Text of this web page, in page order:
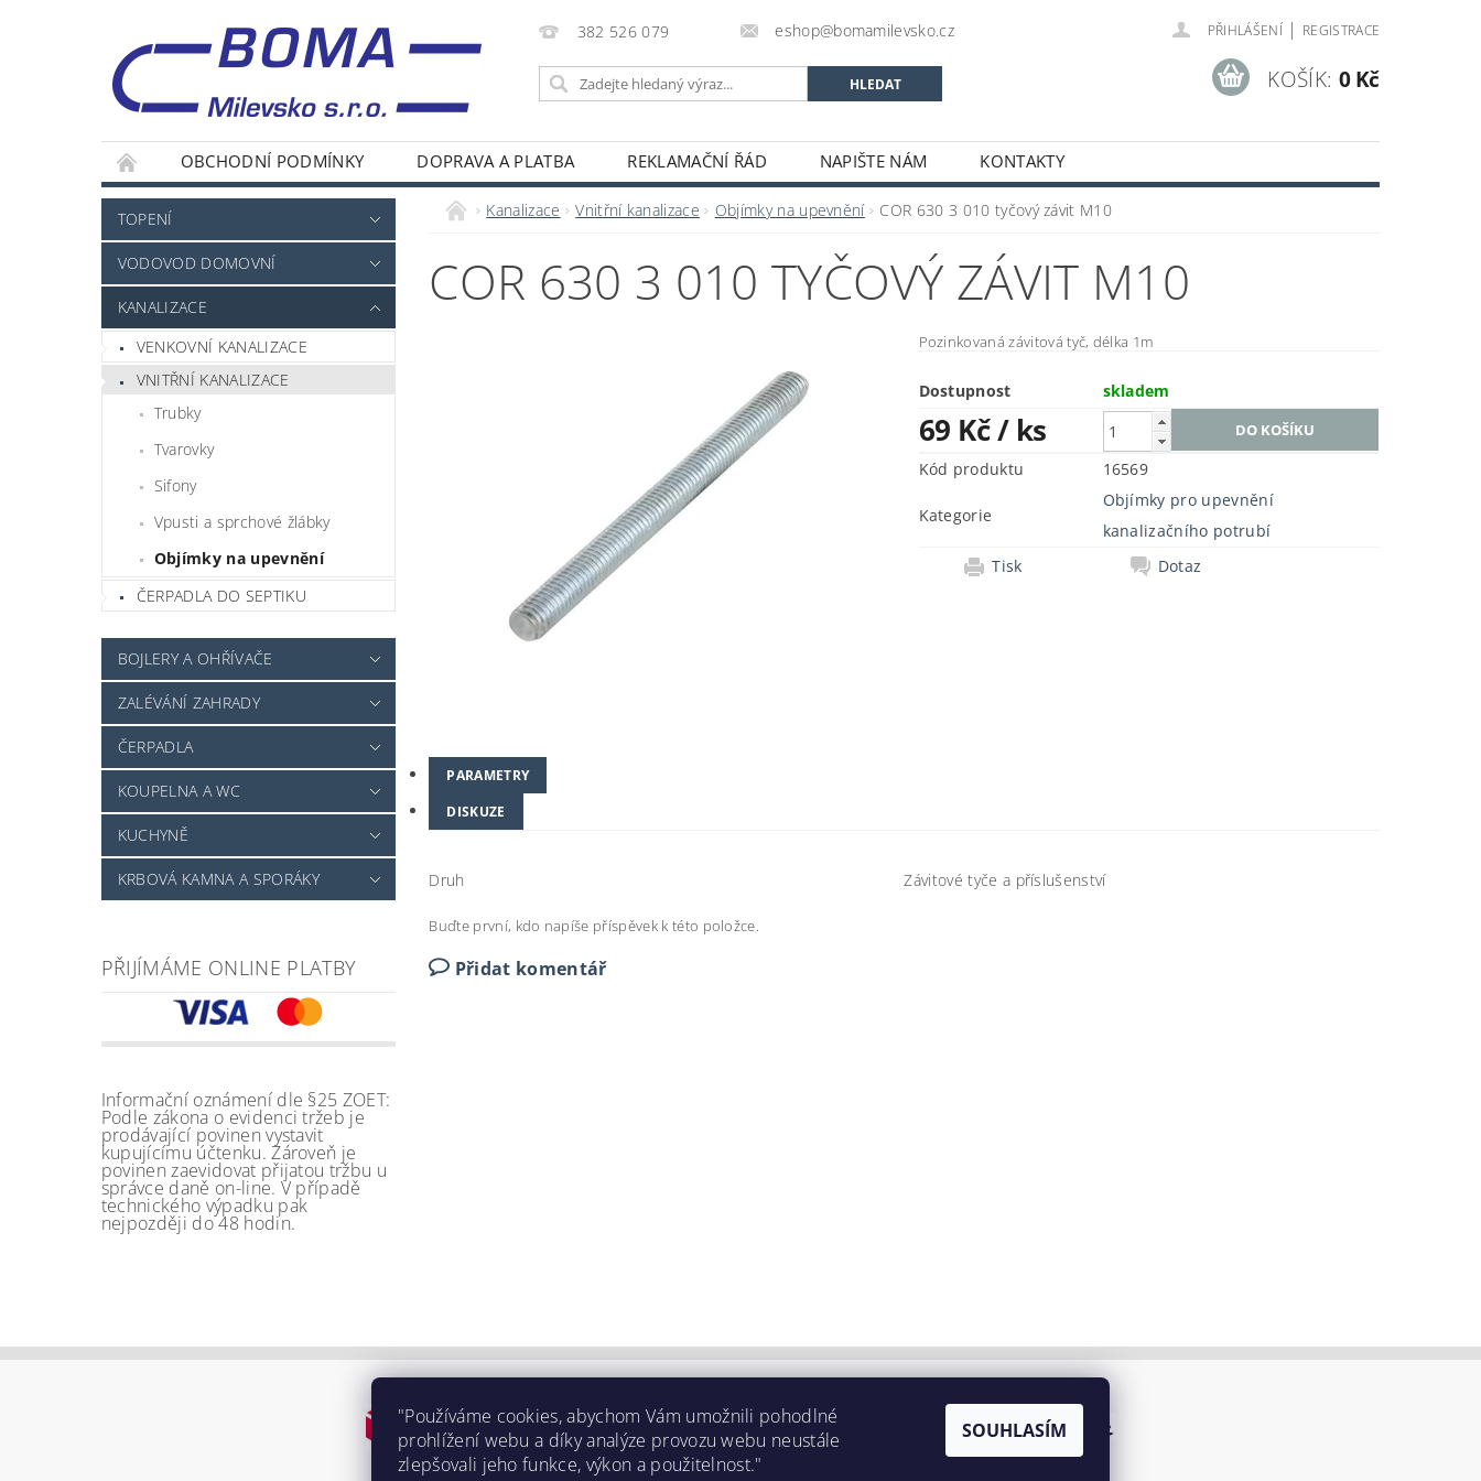
382 526 079 eshop@bomamilevsko.cz PŘIHLÁŠENÍ | REGISTRACE
KOŠÍK: 0 Kč
OBCHODNÍ PODMÍNKY DOPRAVA A PLATBA REKLAMAČNÍ ŘÁD NAPIŠTE NÁM KONTAKTY
TOPENÍ
VODOVOD DOMOVNÍ
KANALIZACE
VENKOVNÍ KANALIZACE
VNITŘNÍ KANALIZACE
Trubky
Tvarovky
Sifony
Vpusti a sprchové žlábky
Objímky na upevnění
ČERPADLA DO SEPTIKU
BOJLERY A OHŘÍVAČE
ZALÉVÁNÍ ZAHRADY
ČERPADLA
KOUPELNA A WC
KUCHYNĚ
KRBOVÁ KAMNA A SPORÁKY
PŘIJÍMÁME ONLINE PLATBY
Informační oznámení dle §25 ZOET:
Podle zákona o evidenci tržeb je
prodávající povinen vystavit
kupujícímu účtenku. Zároveň je
povinen zaevidovat přijatou tržbu u
správce daně on-line. V případě
technického výpadku pak
nejpozději do 48 hodin.
Kanalizace Vnitřní kanalizace Objímky na upevnění COR 630 3 010 tyčový závit M10
COR 630 3 010 TYČOVÝ ZÁVIT M10
Pozinkovaná závitová tyč, délka 1m
Dostupnost skladem
69 Kč/ ks
Kód produktu 16569
Kategorie
Objímky pro upevnění
kanalizačního potrubí
Tisk
Dotaz
PARAMETRY
DISKUZE
Druh Závitové tyče a příslušenství
Buďte první, kdo napíše příspěvek k této položce.
Přidat komentář
"Používáme cookies, abychom Vám umožnili pohodlné
prohlížení webu a díky analýze provozu webu neustále
zlepšovali jeho funkce, výkon a použitelnost."
SOUHLASÍM